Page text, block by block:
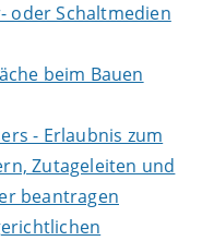
oder Schaltmedien
beim Bauen
- Erlaubnis zum
Zutageleiten und
beantragen